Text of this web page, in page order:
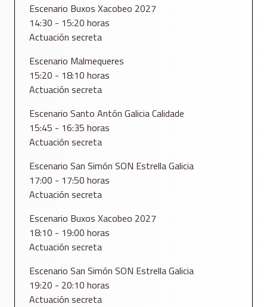
Escenario Buxos Xacobeo 2027
14:30 - 15:20 horas
Actuación secreta
Escenario Malmequeres
15:20 - 18:10 horas
Actuación secreta
Escenario Santo Antón Galicia Calidade
15:45 - 16:35 horas
Actuación secreta
Escenario San Simón SON Estrella Galicia
17:00 - 17:50 horas
Actuación secreta
Escenario Buxos Xacobeo 2027
18:10 - 19:00 horas
Actuación secreta
Escenario San Simón SON Estrella Galicia
19:20 - 20:10 horas
Actuación secreta